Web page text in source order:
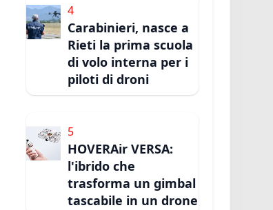
4
Carabinieri, nasce a
Rieti la prima scuola
di volo interna per i
piloti di droni
5
HOVERAir VERSA:
l'ibrido che
trasforma un gimbal
tascabile in un drone